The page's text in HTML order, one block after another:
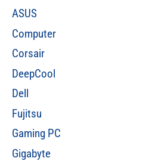
ASUS
Computer
Corsair
DeepCool
Dell
Fujitsu
Gaming PC
Gigabyte